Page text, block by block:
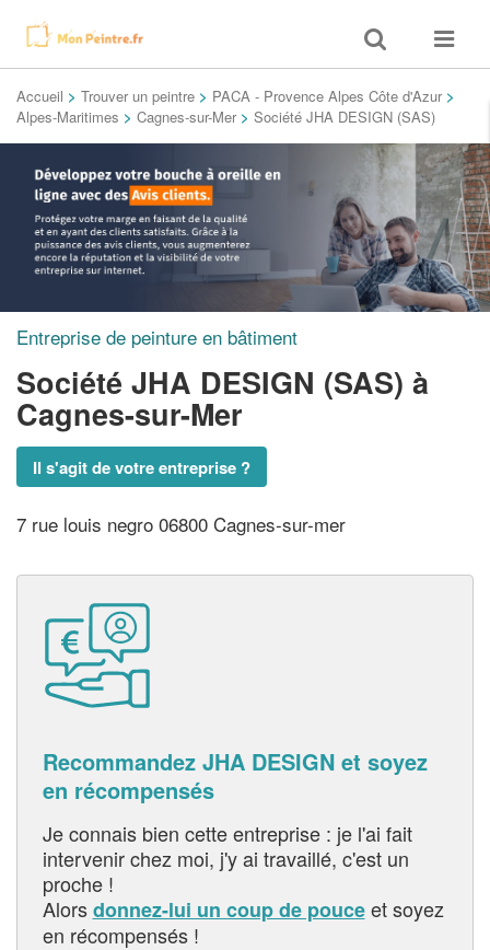
Toggle
search
Toggle
Accueil > Trouver un peintre > PACA - Provence Alpes Côte d'Azur >
Alpes-Maritimes > Cagnes-sur-Mer > Société JHA DESIGN (SAS)
Entreprise de peinture en bâtiment
Société JHA DESIGN (SAS) à
Cagnes-sur-Mer
Il s'agit de votre entreprise ?
7 rue louis negro 06800 Cagnes-sur-mer
Recommandez JHA DESIGN et soyez
en récompensés
Je connais bien cette entreprise : je l'ai fait
intervenir chez moi, j'y ai travaillé, c'est un
proche !
Alorsdonnez-lui un coup de pouceet soyez
en récompensés !